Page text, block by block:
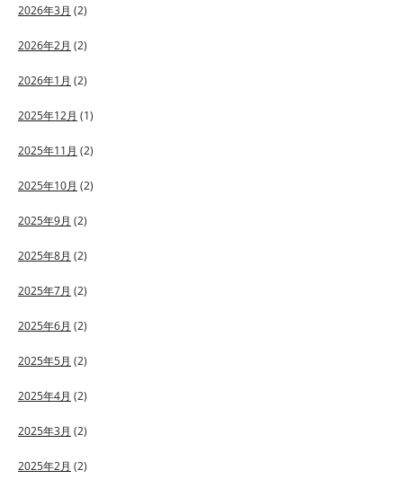
2026年3月 (2)
2026年2月 (2)
2026年1月 (2)
2025年12月 (1)
2025年11月 (2)
2025年10月 (2)
2025年9月 (2)
2025年8月 (2)
2025年7月 (2)
2025年6月 (2)
2025年5月 (2)
2025年4月 (2)
2025年3月 (2)
2025年2月 (2)